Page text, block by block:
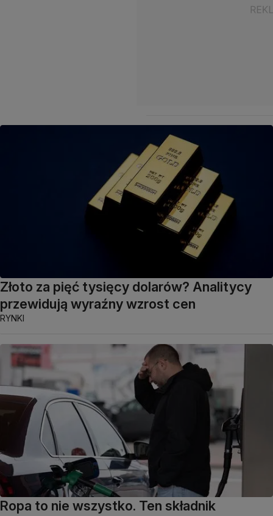
Złoto za pięć tysięcy dolarów? Analitycy
przewidują wyraźny wzrost cen
RYNKI
Ropa to nie wszystko. Ten składnik